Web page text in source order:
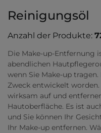
Reinigungsöl
Anzahl der Produkte:
Die Make-up-Entfernung
abendlichen
wenn Sie Make-up
Zweck entwickelt
wirksam auf und
Hautoberfläche. Es ist
und Sie können Ihr
Ihr Make-up entfernen.